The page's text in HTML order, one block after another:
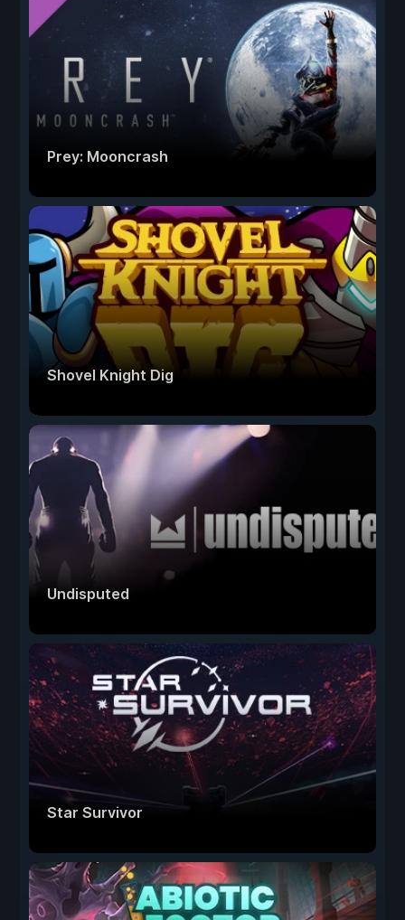
Prey: Mooncrash
Shovel Knight Dig
Undisputed
Star Survivor